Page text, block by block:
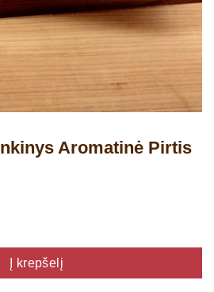
Aromatinė Pirtis
aliejų rinkinys Aromatinė Pirtis
Į krepšelį